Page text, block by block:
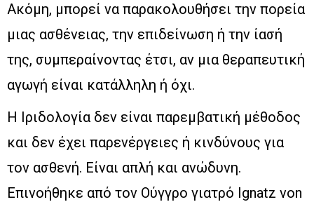
Ακόμη, μπορεί να παρακολουθήσει την πορεία
μιας ασθένειας, την επιδείνωση ή την ίασή
της, συμπεραίνοντας έτσι, αν μια θεραπευτική
αγωγή είναι κατάλληλη ή όχι.
Η Ιριδολογία δεν είναι παρεμβατική μέθοδος
και δεν έχει παρενέργειες ή κινδύνους για
τον ασθενή. Είναι απλή και ανώδυνη.
Επινοήθηκε από τον Ούγγρο γιατρό Ignatz von